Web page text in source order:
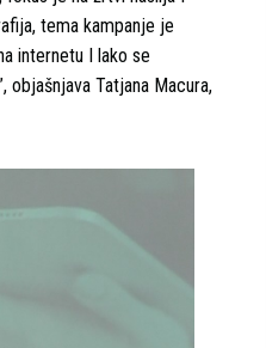
tema kampanje je
internetu I lako se
Tatjana Macura,